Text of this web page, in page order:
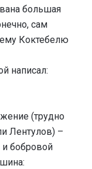
большая
сам
Коктебелю
написал:
(трудно
Лентулов) –
бобровой